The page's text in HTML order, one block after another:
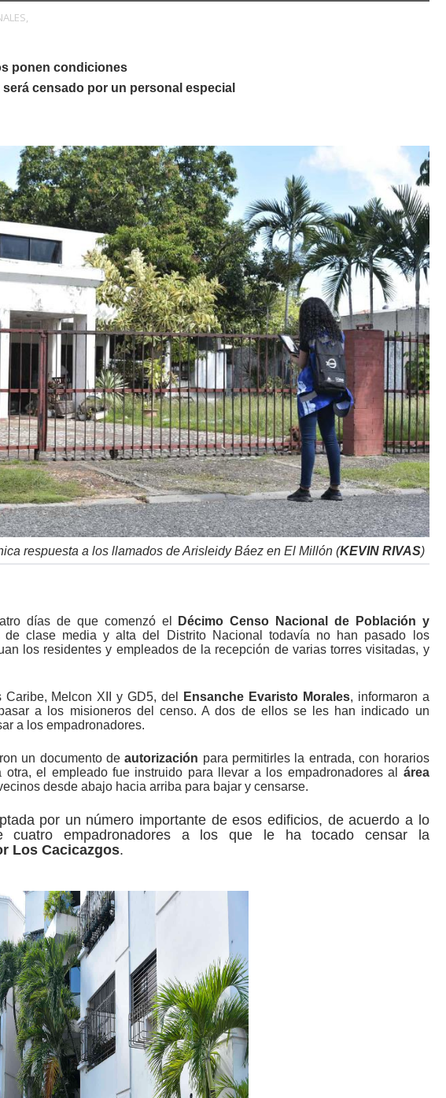
ponen condiciones
censado por un personal especial
respuesta a los llamados de Arisleidy Báez en El Millón (KEVIN RIVAS)
días de que comenzó el
Décimo Censo Nacional de Población y
de clase media y alta del Distrito Nacional todavía no han pasado los
los residentes y empleados de la recepción de varias torres visitadas, y
Caribe, Melcon XII y GD5, del Ensanche Evaristo Morales, informaron a
a los misioneros del censo. A dos de ellos se les han indicado un
a los empadronadores.
un documento deautorización para permitirles la entrada, con horarios
el empleado fue instruido para llevar a los empadronadores al área
desde abajo hacia arriba para bajar y censarse.
por un número importante de esos edificios, de acuerdo a lo
cuatro empadronadores a los que le ha tocado censar la
Los Cacicazgos.